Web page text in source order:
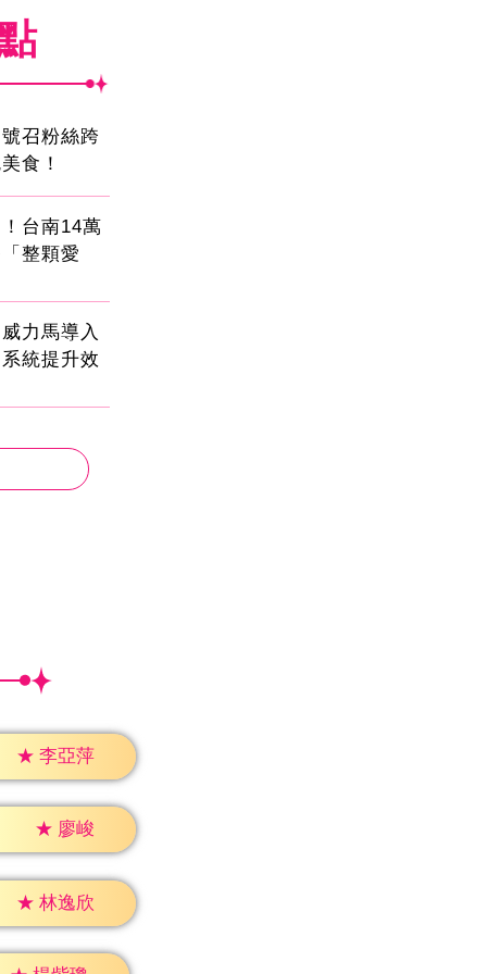
召粉絲跨
食！
台南14萬
整顆愛
力馬導入
統提升效
★ 李亞萍
★ 廖峻
★ 林逸欣